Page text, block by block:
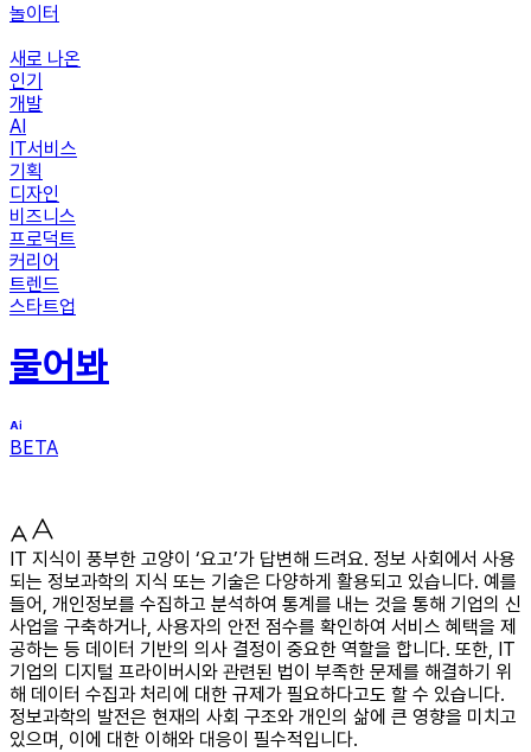
놀이터
새로 나온
인기
개발
AI
IT서비스
기획
디자인
비즈니스
프로덕트
커리어
트렌드
스타트업
물어봐
BETA
IT 지식이 풍부한 고양이 ‘요고’가 답변해 드려요. 정보 사회에서 사용
되는 정보과학의 지식 또는 기술은 다양하게 활용되고 있습니다. 예를
들어, 개인정보를 수집하고 분석하여 통계를 내는 것을 통해 기업의 신
사업을 구축하거나, 사용자의 안전 점수를 확인하여 서비스 혜택을 제
공하는 등 데이터 기반의 의사 결정이 중요한 역할을 합니다. 또한, IT
기업의 디지털 프라이버시와 관련된 법이 부족한 문제를 해결하기 위
해 데이터 수집과 처리에 대한 규제가 필요하다고도 할 수 있습니다.
정보과학의 발전은 현재의 사회 구조와 개인의 삶에 큰 영향을 미치고
있으며, 이에 대한 이해와 대응이 필수적입니다.